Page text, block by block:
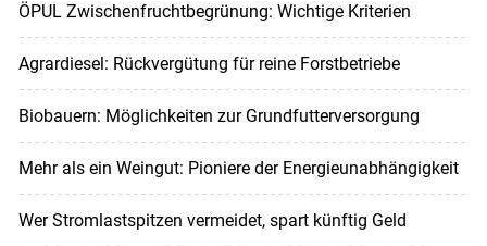
ÖPUL Zwischenfruchtbegrünung: Wichtige Kriterien
Agrardiesel: Rückvergütung für reine Forstbetriebe
Biobauern: Möglichkeiten zur Grundfutterversorgung
Mehr als ein Weingut: Pioniere der Energieunabhängigkeit
Wer Stromlastspitzen vermeidet, spart künftig Geld